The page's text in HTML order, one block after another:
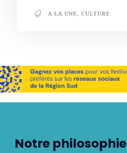
A LA UNE, CULTURE
Notre philosophie